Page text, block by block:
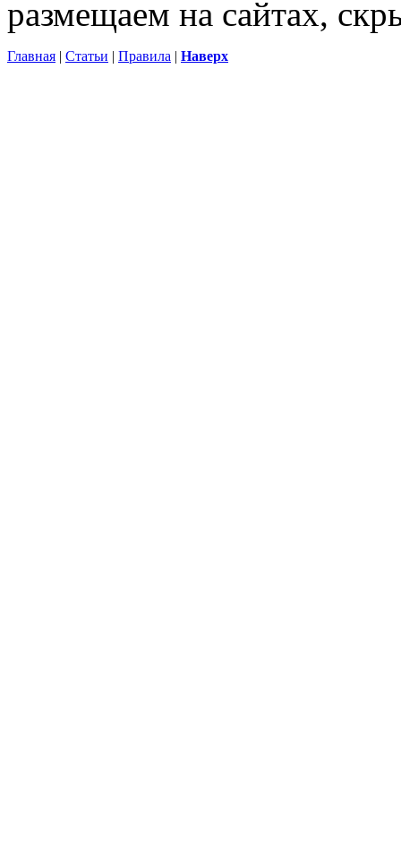
размещаем на сайтах,
Главная | Статьи | Правила | Наверх